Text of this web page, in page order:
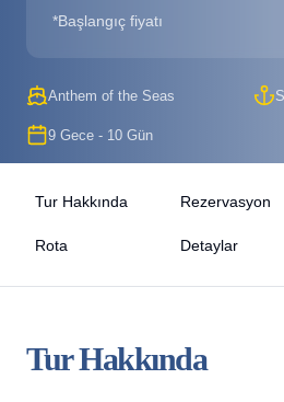
*Başlangıç fiyatı
Anthem of the Seas
9 Gece - 10 Gün
Tur Hakkında Rezervasyon
Rota Detaylar
Tur Hakkında